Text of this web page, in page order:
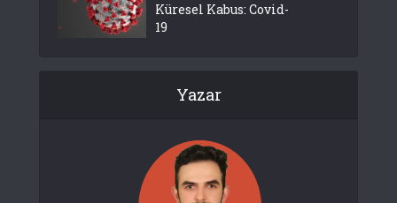
Küresel Kabus: Covid-
19
Yazar